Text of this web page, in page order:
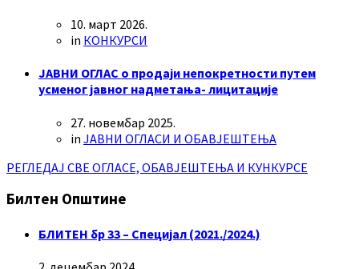
10. март 2026.
in КОНКУРСИ
ЈАВНИ ОГЛАС о продаји непокретности путем
усменог јавног надметања- лицитације
27. новембар 2025.
in ЈАВНИ ОГЛАСИ И ОБАВЈЕШТЕЊА
РЕГЛЕДАЈ СВЕ ОГЛАСЕ, ОБАВЈЕШТЕЊА И КУНКУРСЕ
Билтен Општине
БЛИТЕН бр 33 – Специјал (2021./2024.)